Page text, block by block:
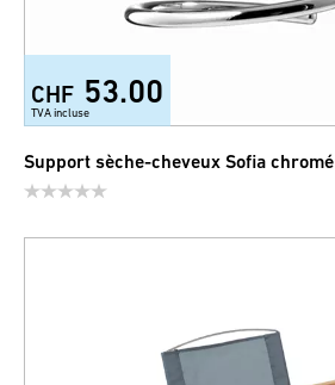
CHF 53.00
TVA incluse
Support sèche-cheveux Sofia chromé